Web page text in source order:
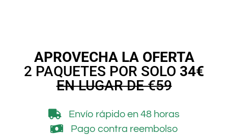
APROVECHA LA OFERTA
2 PAQUETES POR SOLO 34€
EN LUGAR DE €59
Envío rápido en 48 horas
Pago contra reembolso